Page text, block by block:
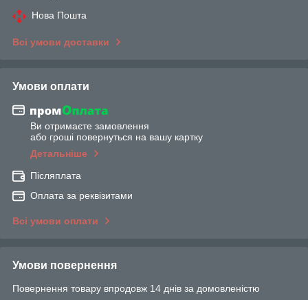
Нова Пошта
Всі умови доставки
Умови оплати
Ви отримаєте замовлення
або гроші повернуться на вашу картку
Детальніше
Післяплата
Оплата за реквізитами
Всі умови оплати
Умови повернення
Повернення товару впродовж 14 днів за домовленістю